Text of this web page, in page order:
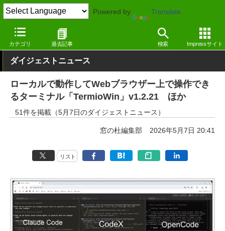
Powered by Translate
カテゴリ 過去記事 検索 Impressサイト
窓の杜 その他の話題 アップデート
ダイジェストニュース
ローカルで動作してWebブラウザー上で操作でき
るターミナル「TermioWin」v1.2.21 ほか
51件を掲載（5月7日のダイジェストニュース）
窓の杜編集部 2026年5月7日 20:41
リスト